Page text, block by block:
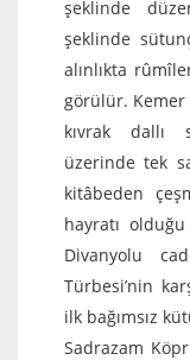
şeklinde
şeklinde
alınlıkta
görülür.
kıvrak dallı
üzerinde tek
kitâbeden
hayratı
Divanyolu
Türbesi’nin
ilk bağımsız
Sadrazam